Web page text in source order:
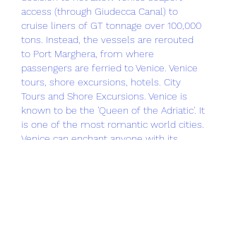
access (through Giudecca Canal) to
cruise liners of GT tonnage over 100,000
tons. Instead, the vessels are rerouted
to Port Marghera, from where
passengers are ferried to Venice. Venice
tours, shore excursions, hotels. City
Tours and Shore Excursions. Venice is
known to be the 'Queen of the Adriatic'. It
is one of the most romantic world cities.
Venice can enchant anyone with its